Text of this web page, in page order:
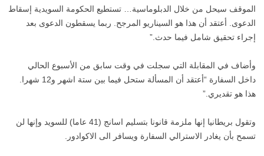
الموقف سيحل من خلال الدبلوماسية… تستطيع الحكومة السويدية إسقاط
الدعوى. أعتقد أن هذا هو السيناريو المرجح. ربما يسقطون الدعوى بعد
إجراء تحقيق شامل فيما حدث.”
وأضاف في المقابلة التي سجلت في وقت سابق من الأسبوع الحالي
داخل السفارة “أعتقد أن المسألة ستحل فيما بين ستة اشهر و12 شهرا.
هذا هو تقديري.”
وتقول بريطانيا إنها ملزمة قانونا بتسليم اسانج (41 عاما) للسويد وإنها لن
تسمح بأن يغادر الاسترالي السفارة ويسافر الى الاكوادور.